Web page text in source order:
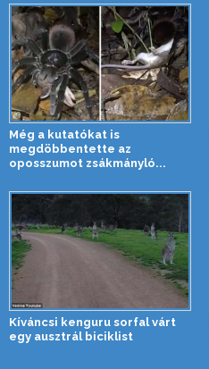
Még a kutatókat is
megdöbbentette az
oposszumot zsákmányló...
Kíváncsi kenguru sorfal várt
egy ausztrál biciklist